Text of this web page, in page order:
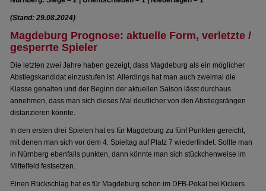
(Stand: 29.08.2024)
Magdeburg Prognose: aktuelle Form, verletzte /
gesperrte Spieler
Die letzten zwei Jahre haben gezeigt, dass Magdeburg als ein möglicher
Abstiegskandidat einzustufen ist. Allerdings hat man auch zweimal die
Klasse gehalten und der Beginn der aktuellen Saison lässt durchaus
annehmen, dass man sich dieses Mal deutlicher von den Abstiegsrängen
distanzieren könnte.
In den ersten drei Spielen hat es für Magdeburg zu fünf Punkten gereicht,
mit denen man sich vor dem 4. Spieltag auf Platz 7 wiederfindet. Sollte man
in Nürnberg ebenfalls punkten, dann könnte man sich stückchenweise im
Mittelfeld festsetzen.
Einen Rückschlag hat es für Magdeburg schon im DFB-Pokal bei Kickers